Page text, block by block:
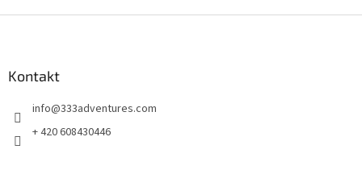
Kontakt
info@333adventures.com
+ 420 608430446